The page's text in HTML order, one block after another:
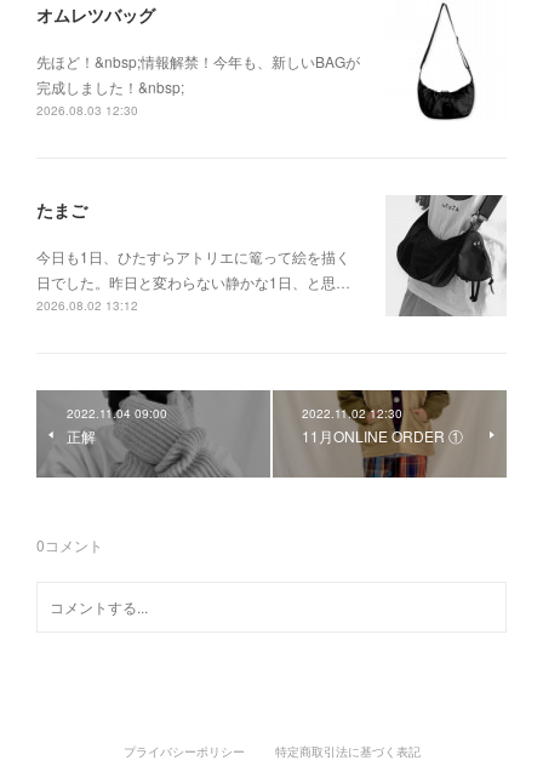
オムレツバッグ
先ほど！&nbsp;情報解禁！今年も、新しいBAGが
完成しました！&nbsp;
2026.08.03 12:30
たまご
今日も1日、ひたすらアトリエに篭って絵を描く
日でした。昨日と変わらない静かな1日、と思…
2026.08.02 13:12
2022.11.04 09:00
正解
2022.11.02 12:30
11月ONLINE ORDER ①
0コメント
プライバシーポリシー 特定商取引法に基づく表記